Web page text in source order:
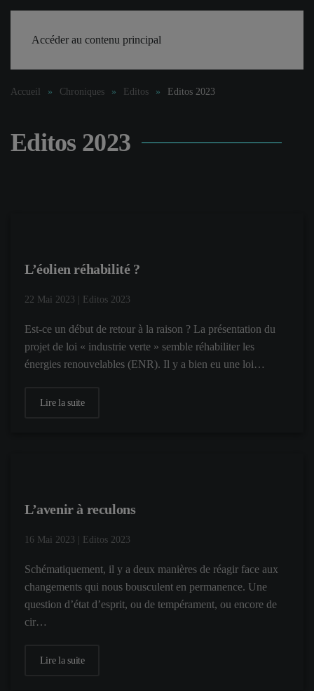
Accéder au contenu principal
Accueil Chroniques Editos Editos 2023
Editos 2023
L’éolien réhabilité ?
22 Mai 2023 Editos 2023
Est-ce un début de retour à la raison ? La présentation du
projet de loi « industrie verte » semble réhabiliter les
énergies renouvelables (ENR). Il y a bien eu une loi…
Lire la suite
L’avenir à reculons
16 Mai 2023 Editos 2023
Schématiquement, il y a deux manières de réagir face aux
changements qui nous bousculent en permanence. Une
question d’état d’esprit, ou de tempérament, ou encore de
cir…
Lire la suite